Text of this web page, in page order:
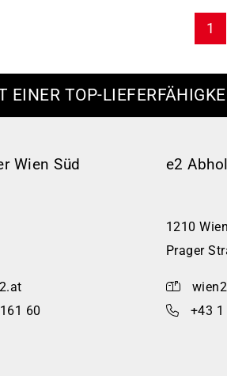
1
TOP-
Wien Süd
60
e2
1210 Wien
Prager
+43